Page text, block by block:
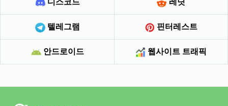
디스코드 레딧
텔레그램 핀터레스트
안드로이드 웹사이트 트래픽